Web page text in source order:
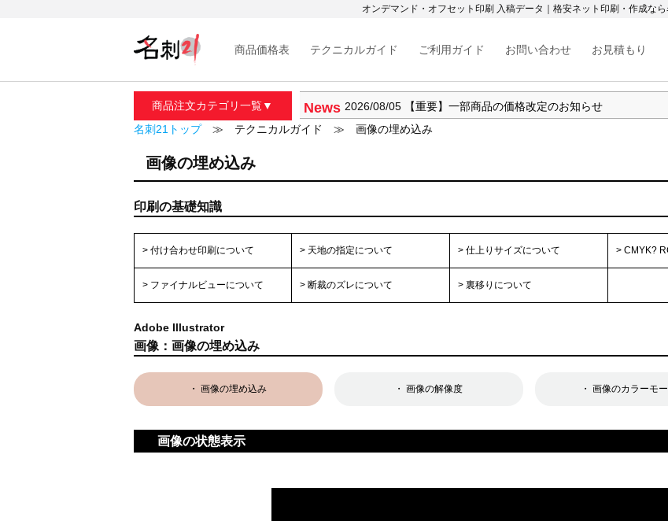
オンデマンド・オフセット印刷 入稿データ｜格安ネット印刷・作成な
商品価格表 テクニカルガイド ご利用ガイド お問い合わせ お見積もり
商品注文カテゴリ一覧▼ News 2026/08/05
【重要】一部商品の価格改定のお知らせ
2026/07/29 【重要】熊本地震の影響によるお荷物のお届けについ
2026/07/14 【重要】夏季工場メンテナンス実施（7/29〜7/31）
名刺21トップ≫ テクニカルガイド ≫ 画像の埋め込み
画像の埋め込み
印刷の基礎知識
> 付け合わせ印刷について > 天地の指定について > 仕上りサイズについて > CMYK?
> ファイナルビューについて > 断裁のズレについて > 裏移りについて
Adobe Illustrator
画像：画像の埋め込み
・ 画像の埋め込み ・ 画像の解像度 ・ 画像のカラーモ
画像の状態表示